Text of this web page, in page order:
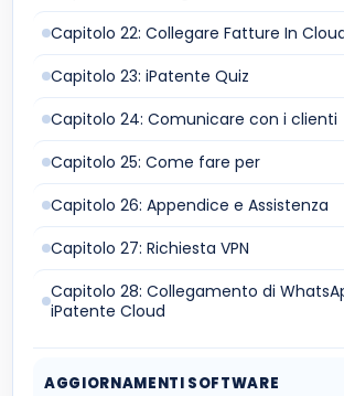
Capitolo 22: Collegare Fatture In
Capitolo 23: iPatente Quiz
Capitolo 24: Comunicare con i clienti
Capitolo 25: Come fare per
Capitolo 26: Appendice e Assistenza
Capitolo 27: Richiesta VPN
Capitolo 28: Collegamento di
iPatente Cloud
AGGIORNAMENTI SOFTWARE